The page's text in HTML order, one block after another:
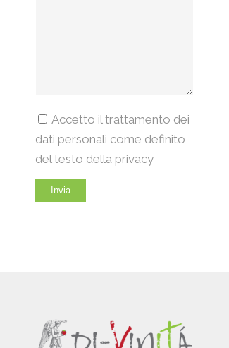
Accetto il trattamento dei
dati personali come definito
del testo della privacy